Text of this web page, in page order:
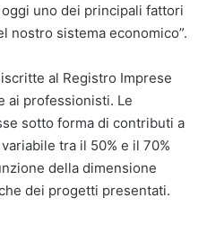
uno dei principali fattori
nostro sistema economico”.
al Registro Imprese
ai professionisti. Le
sotto forma di contributi a
tra il 50% e il 70%
della dimensione
dei progetti presentati.